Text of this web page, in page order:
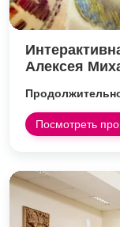
Алексея
Посмотреть